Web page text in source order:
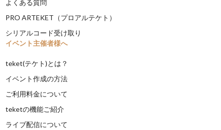
よくある質問
PRO ARTEKET（プロアルテケト）
シリアルコード受け取り
イベント主催者様へ
teket(テケト)とは？
イベント作成の方法
ご利用料金について
teketの機能ご紹介
ライブ配信について